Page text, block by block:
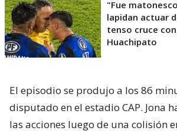
"Fue
lapidan actuar
tenso cruce
Huachipato
El episodio se produjo a los 86
disputado en el estadio CAP. Jona
las acciones luego de una colisión